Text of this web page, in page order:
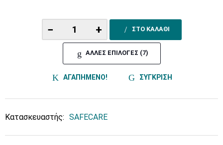
− + ΣΤΟ ΚΑΛΑΘΙ
ΑΛΛΕΣ ΕΠΙΛΟΓΕΣ (7)
ΑΓΑΠΗΜΕΝΟ! ΣΥΓΚΡΙΣΗ
Κατασκευαστής: SAFECARE